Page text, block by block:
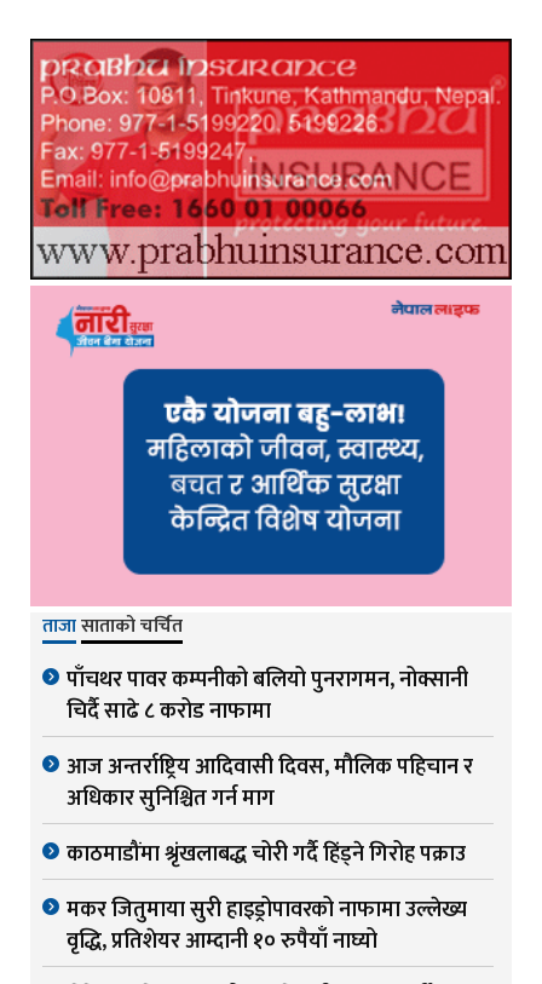
ताजासाताको चर्चित
पाँचथर पावर कम्पनीको बलियो पुनरागमन, नोक्सानी
चिर्दै साढे ८ करोड नाफामा
आज अन्तर्राष्ट्रिय आदिवासी दिवस, मौलिक पहिचान र
अधिकार सुनिश्चित गर्न माग
काठमाडौंमा श्रृंखलाबद्ध चोरी गर्दै हिंड्ने गिरोह पक्राउ
मकर जितुमाया सुरी हाइड्रोपावरको नाफामा उल्लेख्य
वृद्धि, प्रतिशेयर आम्दानी १० रुपैयाँ नाघ्यो